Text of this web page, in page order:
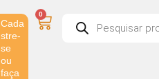
Cada
stre-
se
ou
faça
0